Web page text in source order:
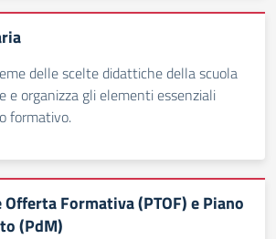
delle scelte didattiche della scuola
e organizza gli elementi essenziali
formativo.
Formativa (PTOF) e Piano
(PdM)